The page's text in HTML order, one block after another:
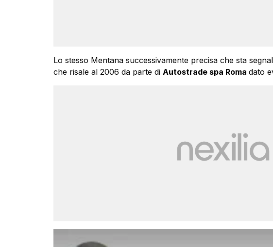
Lo stesso Mentana successivamente precisa che sta
che risale al 2006 da parte di Autostrade spa Roma dato